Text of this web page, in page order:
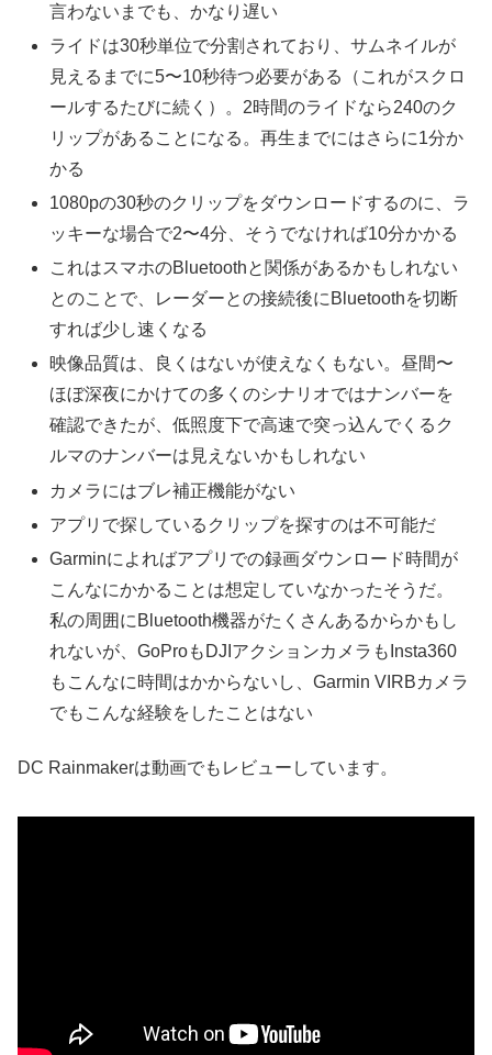
言わないまでも、かなり遅い
ライドは30秒単位で分割されており、サムネイルが
見えるまでに5〜10秒待つ必要がある（これがスクロ
ールするたびに続く）。2時間のライドなら240のク
リップがあることになる。再生までにはさらに1分か
かる
1080pの30秒のクリップをダウンロードするのに、ラ
ッキーな場合で2〜4分、そうでなければ10分かかる
これはスマホのBluetoothと関係があるかもしれない
とのことで、レーダーとの接続後にBluetoothを切断
すれば少し速くなる
映像品質は、良くはないが使えなくもない。昼間〜
ほぼ深夜にかけての多くのシナリオではナンバーを
確認できたが、低照度下で高速で突っ込んでくるク
ルマのナンバーは見えないかもしれない
カメラにはブレ補正機能がない
アプリで探しているクリップを探すのは不可能だ
Garminによればアプリでの録画ダウンロード時間が
こんなにかかることは想定していなかったそうだ。
私の周囲にBluetooth機器がたくさんあるからかもし
れないが、GoProもDJIアクションカメラもInsta360
もこんなに時間はかからないし、Garmin VIRBカメラ
でもこんな経験をしたことはない
DC Rainmakerは動画でもレビューしています。